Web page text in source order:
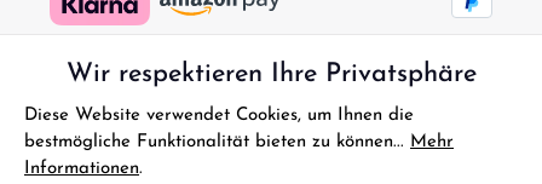
Wir respektieren Ihre Privatsphäre
Diese Website verwendet Cookies, um Ihnen die
bestmögliche Funktionalität bieten zu können... Mehr
Informationen.